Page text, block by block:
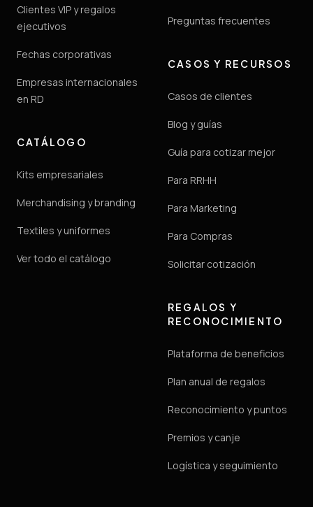
Clientes VIP y regalos
ejecutivos
Fechas corporativas
Empresas internacionales
en RD
CATÁLOGO
Kits empresariales
Merchandising y branding
Textiles y uniformes
Ver todo el catálogo
Preguntas frecuentes
CASOS Y RECURSOS
Casos de clientes
Blog y guías
Guía para cotizar mejor
Para RRHH
Para Marketing
Para Compras
Solicitar cotización
REGALOS Y
RECONOCIMIENTO
Plataforma de beneficios
Plan anual de regalos
Reconocimiento y puntos
Premios y canje
Logística y seguimiento